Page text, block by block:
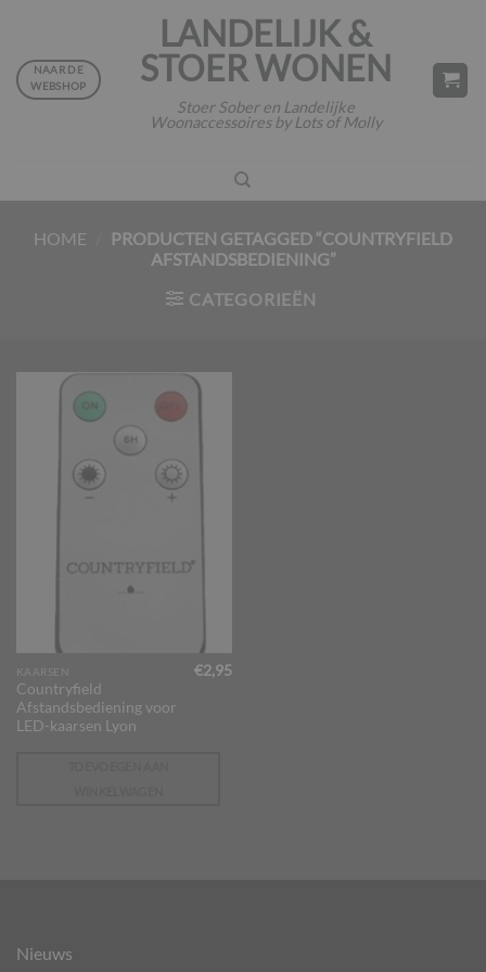
inhoud
LANDELIJK &
STOER WONEN
Stoer Sober en Landelijke
Woonaccessoires by Lots of Molly
NAAR DE
WEBSHOP
HOME
PRODUCTEN GETAGGED “COUNTRYFIELD
AFSTANDSBEDIENING”
CATEGORIEËN
KAARSEN
Countryfield
Afstandsbediening voor
LED-kaarsen Lyon
€2,95
Nieuws